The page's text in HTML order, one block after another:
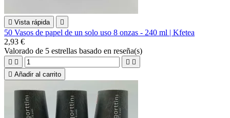
 Vista rápida 
50 Vasos de papel de un solo uso 8 onzas - 240 ml | Kfetea
2,93 €
Valorado de 5 estrellas basado en reseña(s)
   
 Añadir al carrito